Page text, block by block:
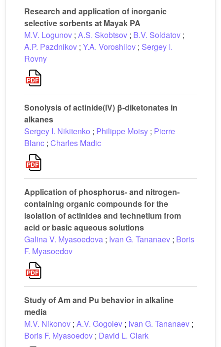
Research and application of inorganic
selective sorbents at Mayak PA
M.V. Logunov ; A.S. Skobtsov ; B.V. Soldatov ;
A.P. Pazdnikov ; Y.A. Voroshilov ; Sergey I.
Rovny
Sonolysis of actinide(IV) β-diketonates in
alkanes
Sergey I. Nikitenko ; Philippe Moisy ; Pierre
Blanc ; Charles Madic
Application of phosphorus- and nitrogen-
containing organic compounds for the
isolation of actinides and technetium from
acid or basic aqueous solutions
Galina V. Myasoedova ; Ivan G. Tananaev ; Boris
F. Myasoedov
Study of Am and Pu behavior in alkaline
media
M.V. Nikonov ; A.V. Gogolev ; Ivan G. Tananaev ;
Boris F. Myasoedov ; David L. Clark